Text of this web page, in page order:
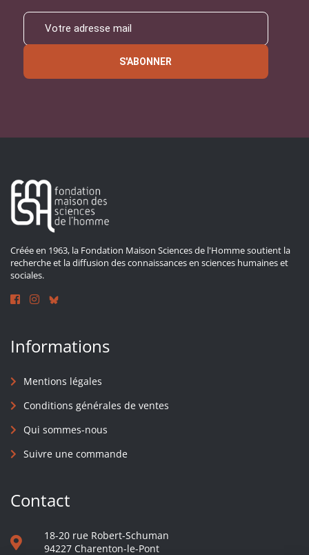
S'ABONNER
Créée en 1963, la Fondation Maison Sciences de l'Homme soutient la
recherche et la diffusion des connaissances en sciences humaines et
sociales.
Informations
Mentions légales
Conditions générales de ventes
Qui sommes-nous
Suivre une commande
Contact
18-20 rue Robert-Schuman
94227 Charenton-le-Pont